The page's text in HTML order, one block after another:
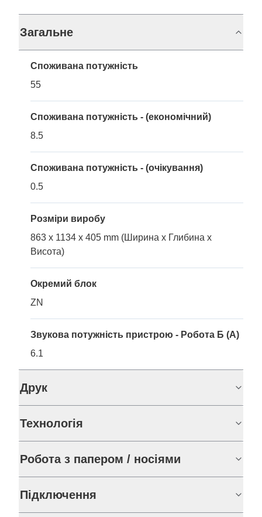
Загальне
Споживана потужність
55
Споживана потужність - (економічний)
8.5
Споживана потужність - (очікування)
0.5
Розміри виробу
863 x 1134 x 405 mm (Ширина x Глибина x
Висота)
Окремий блок
ZN
Звукова потужність пристрою - Робота Б (A)
6.1
Друк
Технологія
Робота з папером / носіями
Підключення